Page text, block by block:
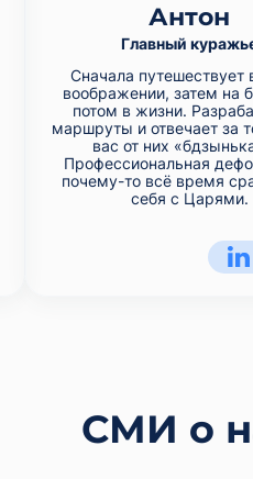
Антон
Главный
Сначала путешествует
воображении, затем на
потом в жизни.
маршруты и отвечает за
вас от них
Профессиональная
почему-то всё время
себя с Царями.
СМИ о